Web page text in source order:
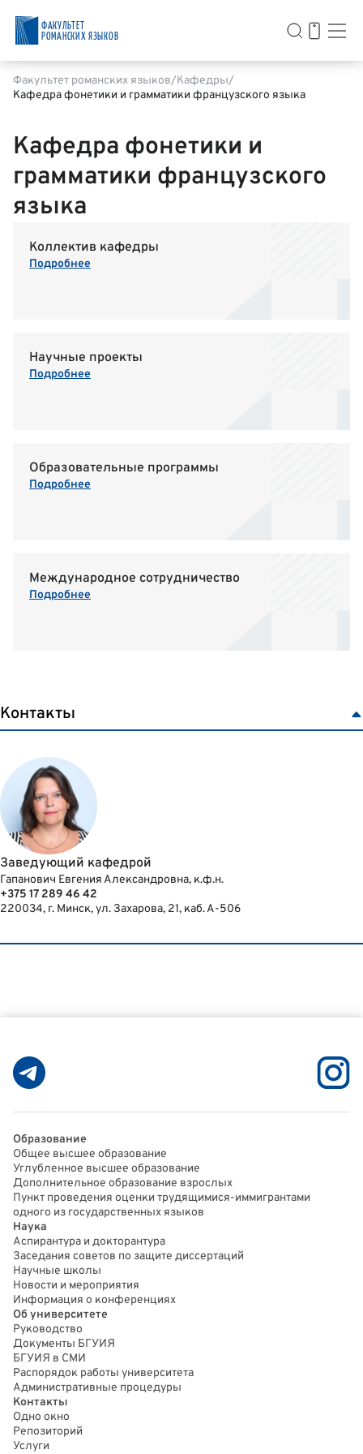
ФАКУЛЬТЕТ
РОМАНСКИХ ЯЗЫКОВ
Факультет романских языков Кафедры
Кафедра фонетики и грамматики французского языка
Кафедра фонетики и
грамматики французского
языка
Коллектив кафедры
Подробнее
Научные проекты
Подробнее
Образовательные программы
Подробнее
Международное сотрудничество
Подробнее
Контакты
Заведующий кафедрой
Гапанович Евгения Александровна, к.ф.н.
+375 17 289 46 42
220034, г. Минск, ул. Захарова, 21, каб. А-506
Образование
Общее высшее образование
Углубленное высшее образование
Дополнительное образование взрослых
Пункт проведения оценки трудящимися-иммигрантами
одного из государственных языков
Наука
Аспирантура и докторантура
Заседания советов по защите диссертаций
Научные школы
Новости и мероприятия
Информация о конференциях
Об университете
Руководство
Документы БГУИЯ
БГУИЯ в СМИ
Распорядок работы университета
Административные процедуры
Контакты
Одно окно
Репозиторий
Услуги